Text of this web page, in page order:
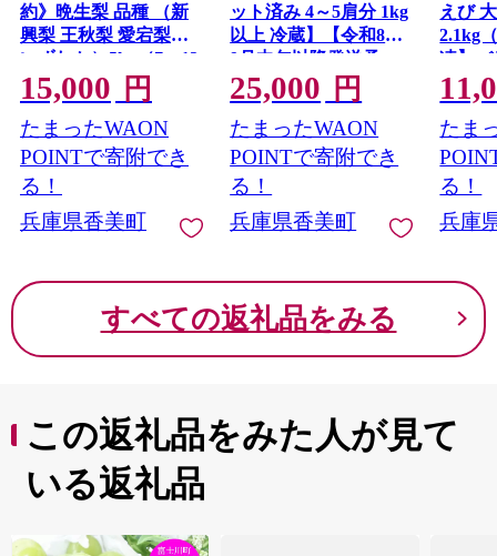
約》晩生梨 品種 （新
興梨 王秋梨 愛宕梨の
いずれか）5kg（7～13
玉）【令和8年10月中
旬以降発送予定】 晩
生品種 新興・王秋・
愛宕 梨 なし ナシ 和梨
フルーツ 大人気 人気
甘い みずみずしい 果
実 果物 新鮮 旬の果物
ギフト 秋 冬 兵庫県 香
美町 香住 JAたじま
15,000 円
たまったWAON
POINTで寄附でき
る！
兵庫県香美町
ット済み 4～5肩分 1kg
以上 冷蔵】【令和8年
9月中旬以降発送予
定】 日本海 ボイル 茹
で 添加物不使用 新鮮
ふるさと納税 返礼品
おすすめ 国産 ベニズ
ワイガニ 紅ズワイガ
ニ 肩 かに カニ 蟹 か
にみそ かに鍋 レシピ
25,000 円
たまったWAON
POINTで寄附でき
る！
兵庫県香美町
えび
2.1kg
凍】バ
きえ
ワタ処
プリ
老 エ
加工
リ ガ
ンプ
無料
住 マ
たま
る！
兵庫
すべての返礼品をみる
この返礼品をみた人が見て
いる返礼品